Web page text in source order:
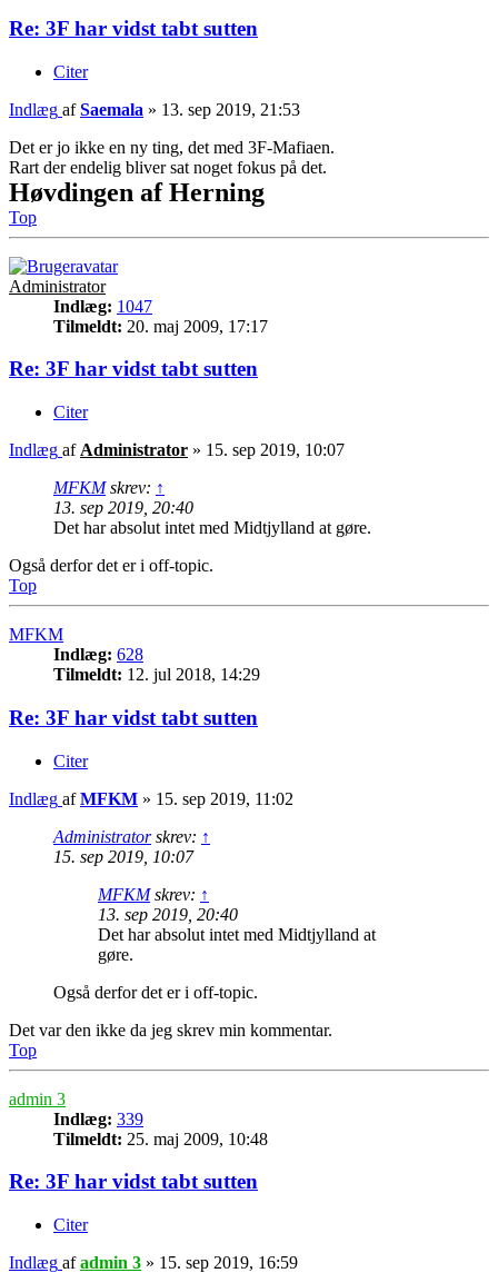
Re: 3F har vidst tabt sutten
Citer
Indlæg afSaemala » 13. sep 2019, 21:53
Det er jo ikke en ny ting, det med 3F-Mafiaen.
Rart der endelig bliver sat noget fokus på det.
Høvdingen af Herning
Top
Administrator
Indlæg: 1047
Tilmeldt: 20. maj 2009, 17:17
Re: 3F har vidst tabt sutten
Citer
Indlæg af Administrator » 15. sep 2019, 10:07
MFKMskrev: ↑
13. sep 2019, 20:40
Det har absolut intet med Midtjylland at gøre.
Også derfor det er i off-topic.
Top
MFKM
Indlæg: 628
Tilmeldt: 12. jul 2018, 14:29
Re: 3F har vidst tabt sutten
Citer
Indlæg afMFKM » 15. sep 2019, 11:02
Administratorskrev: ↑
15. sep 2019, 10:07
MFKMskrev: ↑
13. sep 2019, 20:40
Det har absolut intet med Midtjylland at
gøre.
Også derfor det er i off-topic.
Det var den ikke da jeg skrev min kommentar.
Top
admin 3
Indlæg: 339
Tilmeldt: 25. maj 2009, 10:48
Re: 3F har vidst tabt sutten
Citer
Indlæg afadmin 3 » 15. sep 2019, 16:59